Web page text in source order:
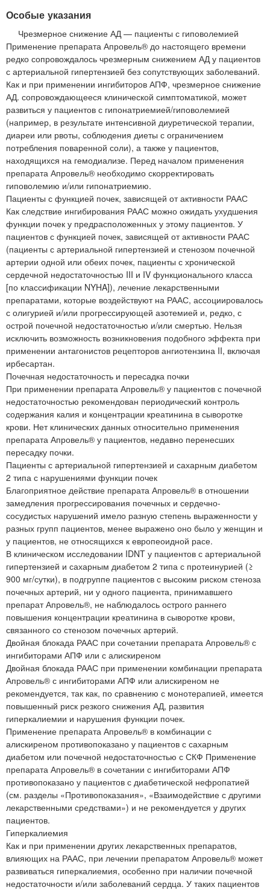
Особые указания
Чрезмерное снижение АД — пациенты с гиповолемией
Применение препарата Апровель® до настоящего времени
редко сопровождалось чрезмерным снижением АД у пациентов
с артериальной гипертензией без сопутствующих заболеваний.
Как и при применении ингибиторов АПФ, чрезмерное снижение
АД. сопровождающееся клинической симптоматикой, может
развиться у пациентов с гипонатриемией/гиповолемией
(например, в результате интенсивной диуретической терапии,
диареи или рвоты, соблюдения диеты с ограничением
потребления поваренной соли), а также у пациентов,
находящихся на гемодиализе. Перед началом применения
препарата Апровель® необходимо скорректировать
гиповолемию и/или гипонатриемию.
Пациенты с функцией почек, зависящей от активности РААС
Как следствие ингибирования РААС можно ожидать ухудшения
функции почек у предрасположенных у этому пациентов. У
пациентов с функцией почек, зависящей от активности РААС
(пациенты с артериальной гипертензией и стенозом почечной
артерии одной или обеих почек, пациенты с хронической
сердечной недостаточностью III и IV функционального класса
[по классификации NYHA]), лечение лекарственными
препаратами, которые воздействуют на РААС, ассоциировалось
с олигурией и/или прогрессирующей азотемией и, редко, с
острой почечной недостаточностью и/или смертью. Нельзя
исключить возможность возникновения подобного эффекта при
применении антагонистов рецепторов ангиотензина II, включая
ирбесартан.
Почечная недостаточность и пересадка почки
При применении препарата Апровель® у пациентов с почечной
недостаточностью рекомендован периодический контроль
содержания калия и концентрации креатинина в сыворотке
крови. Нет клинических данных относительно применения
препарата Апровель® у пациентов, недавно перенесших
пересадку почки.
Пациенты с артериальной гипертензией и сахарным диабетом
2 типа с нарушениями функции почек
Благоприятное действие препарата Апровель® в отношении
замедления прогрессирования почечных и сердечно-
сосудистых нарушений имело разную степень выраженности у
разных групп пациентов, менее выражено оно было у женщин и
у пациентов, не относящихся к европеоидной расе.
В клиническом исследовании IDNT у пациентов с артериальной
гипертензией и сахарным диабетом 2 типа с протеинурией (≥
900 мг/сутки), в подгруппе пациентов с высоким риском стеноза
почечных артерий, ни у одного пациента, принимавшего
препарат Апровель®, не наблюдалось острого раннего
повышения концентрации креатинина в сыворотке крови,
связанного со стенозом почечных артерий.
Двойная блокада РААС при сочетании препарата Апровель® с
ингибиторами АПФ или с алискиреном
Двойная блокада РААС при применении комбинации препарата
Апровель® с ингибиторами АПФ или алискиреном не
рекомендуется, так как, по сравнению с монотерапией, имеется
повышенный риск резкого снижения АД, развития
гиперкалиемии и нарушения функции почек.
Применение препарата Апровель® в комбинации с
алискиреном противопоказано у пациентов с сахарным
диабетом или почечной недостаточностью с СКФ Применение
препарата Апровель® в сочетании с ингибиторами АПФ
противопоказано у пациентов с диабетической нефропатией
(см. разделы «Противопоказания», «Взаимодействие с другими
лекарственными средствами») и не рекомендуется у других
пациентов.
Гиперкалиемия
Как и при применении других лекарственных препаратов,
влияющих на РААС, при лечении препаратом Апровель® может
развиваться гиперкалиемия, особенно при наличии почечной
недостаточности и/или заболеваний сердца. У таких пациентов